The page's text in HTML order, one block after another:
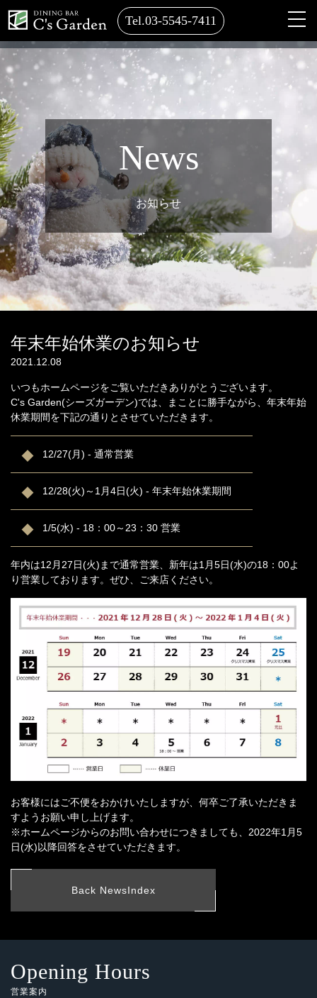
Tel.03-5545-7411
News
お知らせ
年末年始休業のお知らせ
2021.12.08
いつもホームページをご覧いただきありがとうございます。
C's Garden(シーズガーデン)では、まことに勝手ながら、年末年始
休業期間を下記の通りとさせていただきます。
12/27(月) - 通常営業
12/28(火)～1月4日(火) - 年末年始休業期間
1/5(水) - 18：00～23：30 営業
年内は12月27日(火)まで通常営業、新年は1月5日(水)の18：00よ
り営業しております。ぜひ、ご来店ください。
お客様にはご不便をおかけいたしますが、何卒ご了承いただきま
すようお願い申し上げます。
※ホームページからのお問い合わせにつきましても、2022年1月5
日(水)以降回答をさせていただきます。
Back NewsIndex
Opening Hours
営業案内